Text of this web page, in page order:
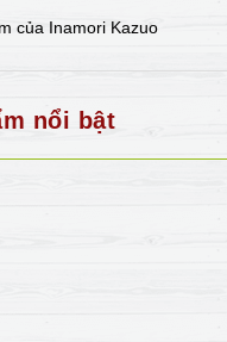
của Inamori Kazuo
nổi bật